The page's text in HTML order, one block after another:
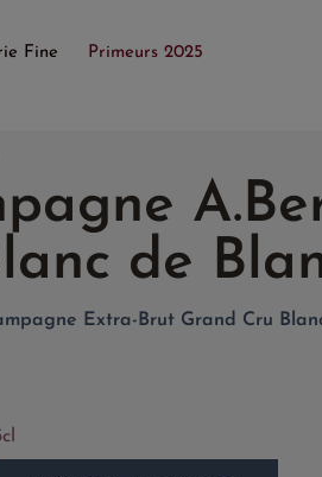
Fine
Primeurs 2025
de
Extra-Brut Grand Cru